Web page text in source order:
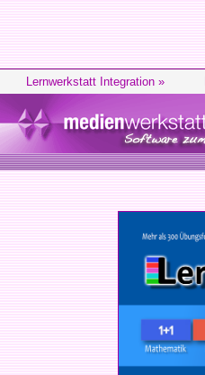
Lernwerkstatt Integration »